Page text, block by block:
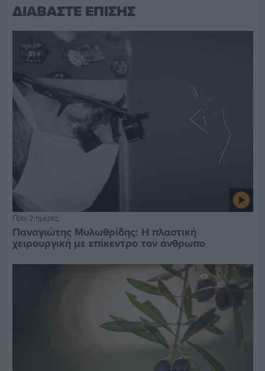
ΔΙΑΒΑΣΤΕ ΕΠΙΣΗΣ
Πριν 2 ημέρες
Παναγιώτης Μυλωθρίδης: Η πλαστική
χειρουργική με επίκεντρο τον άνθρωπο